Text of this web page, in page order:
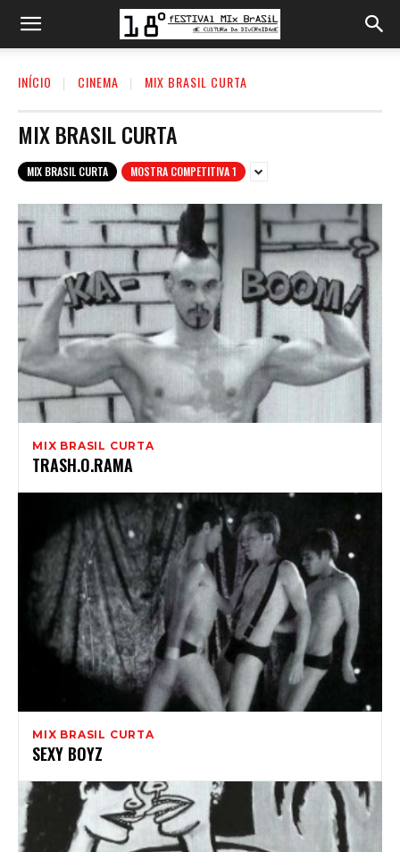
INÍCIO CINEMA MIX BRASIL CURTA
MIX BRASIL CURTA
MIX BRASIL CURTA MOSTRA COMPETITIVA 1
MIX BRASIL CURTA
TRASH.O.RAMA
MIX BRASIL CURTA
SEXY BOYZ